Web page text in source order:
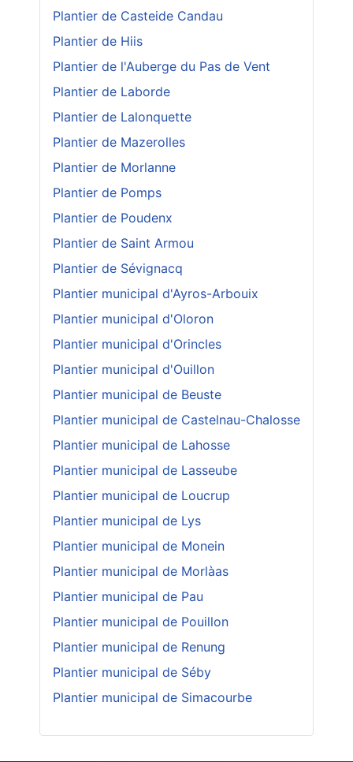
Plantier de Casteide Candau
Plantier de Hiis
Plantier de l'Auberge du Pas de Vent
Plantier de Laborde
Plantier de Lalonquette
Plantier de Mazerolles
Plantier de Morlanne
Plantier de Pomps
Plantier de Poudenx
Plantier de Saint Armou
Plantier de Sévignacq
Plantier municipal d'Ayros-Arbouix
Plantier municipal d'Oloron
Plantier municipal d'Orincles
Plantier municipal d'Ouillon
Plantier municipal de Beuste
Plantier municipal de Castelnau-Chalosse
Plantier municipal de Lahosse
Plantier municipal de Lasseube
Plantier municipal de Loucrup
Plantier municipal de Lys
Plantier municipal de Monein
Plantier municipal de Morlàas
Plantier municipal de Pau
Plantier municipal de Pouillon
Plantier municipal de Renung
Plantier municipal de Séby
Plantier municipal de Simacourbe